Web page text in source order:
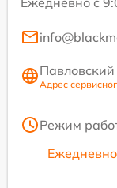
Павловский
Адрес
Режим